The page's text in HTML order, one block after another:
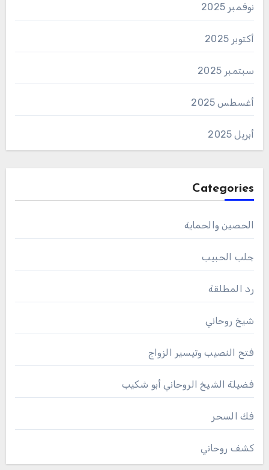
نوفمبر 2025
أكتوبر 2025
سبتمبر 2025
أغسطس 2025
أبريل 2025
Categories
الحصين والحماية
جلب الحبيب
رد المطلقة
شيخ روحاني
فتح النصيب وتيسير الزواج
فضيلة الشيخ الروحاني أبو شكيب
فك السحر
كشف روحاني